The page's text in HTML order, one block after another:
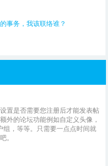
事务，我该联络谁？
置是否需要您注册后才能发表帖
外的论坛功能例如自定义头像，
，等等。只需要一点点时间就
。